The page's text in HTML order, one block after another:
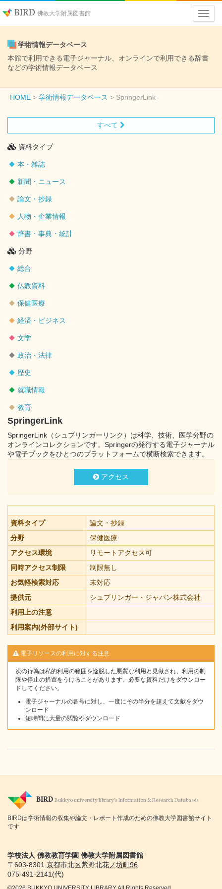
BIRD 佛教大学附属図書館
学術情報データベース
本館で利用できる電子ジャーナル、オンラインで利用できる辞書
などの学術情報データベース
HOME 学術情報データベース SpringerLink
すべて
資料タイプ
本・雑誌
新聞・ニュース
論文・抄録
人物・企業情報
辞書・事典・統計
分野
総合
仏教資料
保健医療
経済・ビジネス
文学
政治・法律
歴史
就職情報
教育
SpringerLink
SpringerLink（シュプリンガーリンク）は科学、技術、医学分野の
オンラインコレクションです。Springerの発行する電子ジャーナル
や電子ブックをひとつのプラットフォームで横断検索できます。
アクセス
資料タイプ
論文・抄録
分野
保健医療
アクセス環境
リモートアクセス可
同時アクセス制限
制限無し
お気軽検索対応
未対応
提供元
シュプリンガー・ジャパン株式会社
利用上の注意
利用案内(外部サイト)
電子リソースの利用に対する注意
次の行為は私的利用の範囲を逸脱した悪質な利用と見做され、利用の制
限や停止の措置をうけることがあります。必要な資料だけをダウンロー
ドしてください。
電子ジャーナルの各号に対し、一度にその半分を超えて文献をダウ
ンロード
短時間に大量の閲覧やダウンロード
BIRD Bukkyo university library's Information & Research Databases
BIRDは学術情報の収集や論文・レポート作成のための佛教大学図書館サイト
です
学校法人 佛教教育学園 佛教大学附属図書館
〒603-8301 京都市北区紫野北花ノ坊町96
075-491-2141(代)